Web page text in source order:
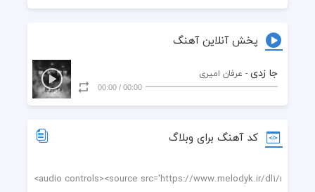
پخش آنلاین آهنگ
جا زدی - عرفان امیری
00:00
/
00:00
کد آهنگ برای وبلاگ